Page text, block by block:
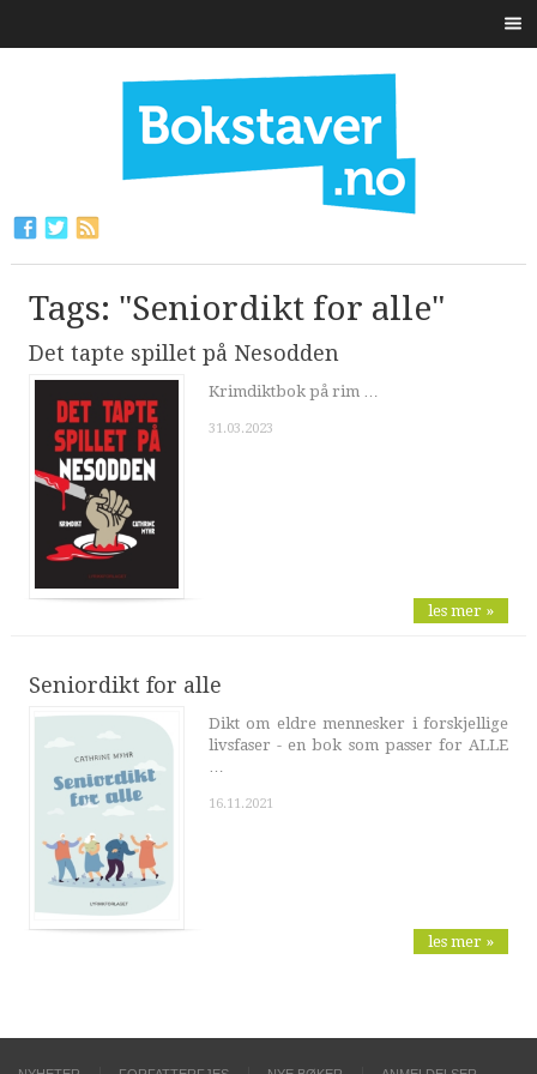
Tags: "Seniordikt for alle"
Det tapte spillet på Nesodden
Krimdiktbok på rim …
31.03.2023
les mer »
Seniordikt for alle
Dikt om eldre mennesker i forskjellige
livsfaser - en bok som passer for ALLE
16.11.2021
les mer »